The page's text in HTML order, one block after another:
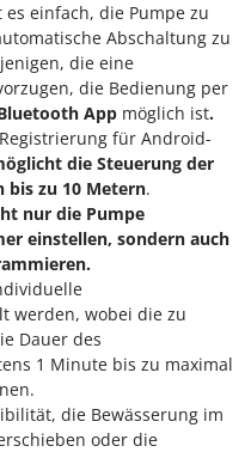
einfach, die Pumpe zu
Abschaltung zu
die eine
die Bedienung per
App möglich ist.
für Android-
die Steuerung der
bis zu 10 Metern.
nur die Pumpe
einstellen, sondern auch
werden, wobei die zu
Dauer des
1 Minute bis zu maximal
die Bewässerung im
oder die